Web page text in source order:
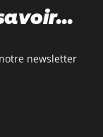
newsletter